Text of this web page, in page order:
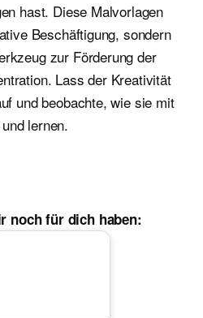
hast. Diese Malvorlagen
Beschäftigung, sondern
zur Förderung der
Lass der Kreativität
und beobachte, wie sie mit
lernen.
noch für dich haben: